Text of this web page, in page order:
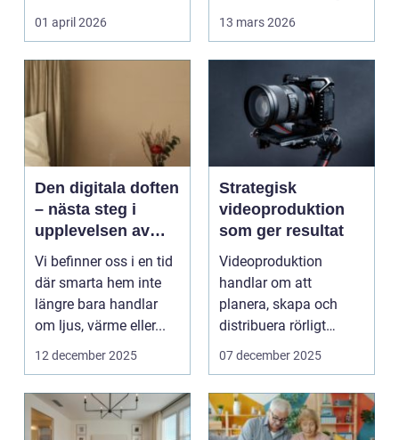
bokningar,
betalningar...
01 april 2026
släktkalas, s...
13 mars 2026
Den digitala doften
– nästa steg i
upplevelsen av
smarta hem
Vi befinner oss i en tid
där smarta hem inte
längre bara handlar
om ljus, värme eller...
12 december 2025
Strategisk
videoproduktion
som ger resultat
Videoproduktion
handlar om att
planera, skapa och
distribuera rörligt
innehåll som fö...
07 december 2025